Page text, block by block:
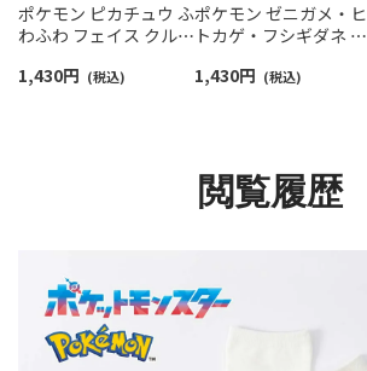
ポケモン ピカチュウ ふ
わふわ フェイス クルー
レディース 日本製
1,430円 (税込)
ポケモン ゼニガメ・ヒ
トカゲ・フシギダネ プ
アル ソックス レディー
1,430円 (税込)
閲覧履歴